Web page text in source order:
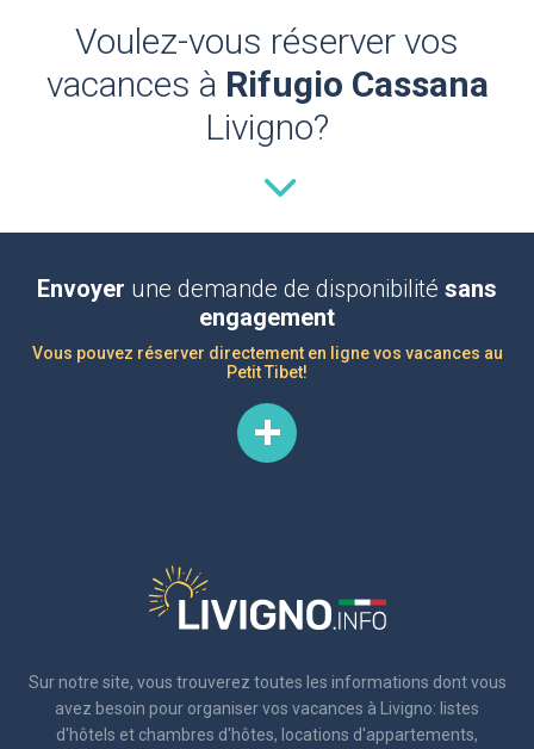
Voulez-vous réserver vos
vacances à Rifugio Cassana
Livigno?
Envoyer une demande de disponibilité sans
engagement
Vous pouvez réserver directement en ligne vos vacances au
Petit Tibet!
Sur notre site, vous trouverez toutes les informations dont vous
avez besoin pour organiser vos vacances à Livigno: listes
d'hôtels et chambres d'hôtes, locations d'appartements,